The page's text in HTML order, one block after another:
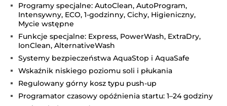
Programy specjalne: AutoClean, AutoProgram,
Intensywny, ECO, 1-godzinny, Cichy, Higieniczny,
Mycie wstępne
Funkcje specjalne: Express, PowerWash, ExtraDry,
IonClean, AlternativeWash
Systemy bezpieczeństwa AquaStop i AquaSafe
Wskaźnik niskiego poziomu soli i płukania
Regulowany górny kosz typu push-up
Programator czasowy opóźnienia startu: 1–24 godziny